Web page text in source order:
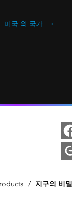
미국 외 국가
/ 지구의 비